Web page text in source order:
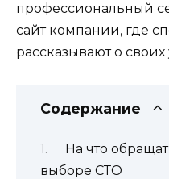
профессиональный
сайт компании, где
рассказывают о
Содержание
На что
выборе СТО